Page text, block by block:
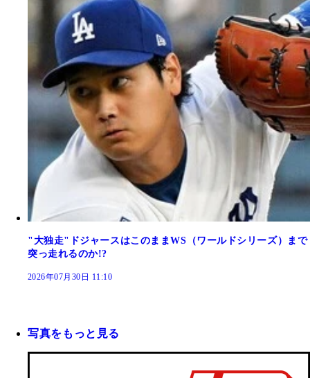
"大独走"ドジャースはこのままWS（ワールドシリーズ）まで
突っ走れるのか!?
2026年07月30日 11:10
写真をもっと見る